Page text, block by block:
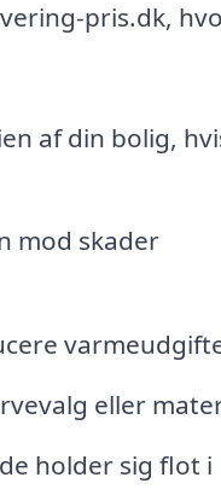
pris.dk,
af din bolig,
mod skader
eller
holder sig flot i